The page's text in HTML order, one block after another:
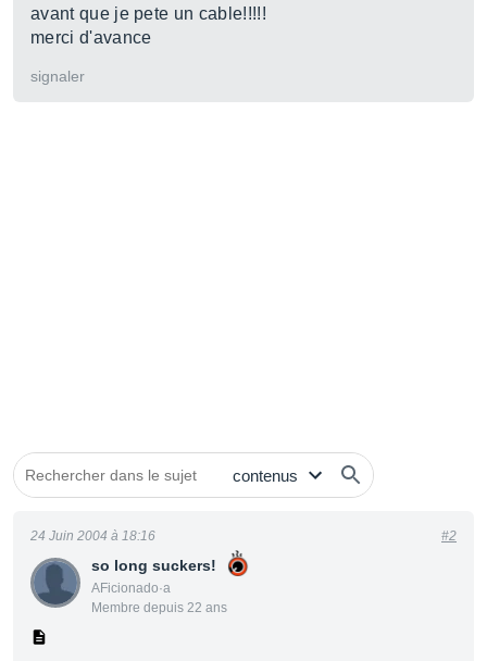
avant que je pete un cable!!!!!
merci d'avance
signaler
so long suckers!
AFicionado·a
Membre depuis 22 ans
24 Juin 2004 à 18:16 #2